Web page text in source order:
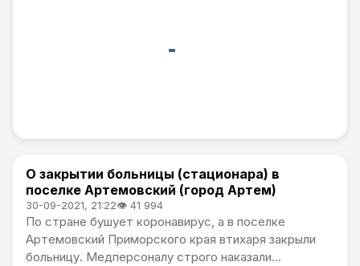
Проблемы города
О закрытии больницы (стационара) в
поселке Артемовский (город Артем)
30-09-2021, 21:22👁 41 994
По стране бушует коронавирус, а в поселке
Артемовский Приморского края втихаря закрыли
больницу. Медперсоналу строго наказали...